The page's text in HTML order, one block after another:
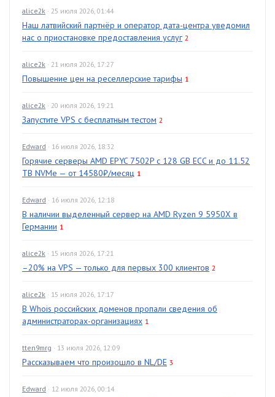
alice2k · 25 июля 2026, 01:44
Наш латвийский партнёр и оператор дата-центра уведомил
нас о приостановке предоставления услуг 2
alice2k · 21 июля 2026, 17:27
Повышение цен на реселлерские тарифы 1
alice2k · 20 июля 2026, 19:21
Запустите VPS с бесплатным тестом 2
Edward · 16 июля 2026, 18:32
Горячие серверы AMD EPYC 7502P с 128 GB ECC и до 11.52
TB NVMe — от 14580₽/месяц 1
Edward · 16 июля 2026, 12:18
В наличии выделенный сервер на AMD Ryzen 9 5950X в
Германии 1
alice2k · 15 июля 2026, 17:21
–20% на VPS — только для первых 300 клиентов 2
alice2k · 15 июля 2026, 17:17
В Whois российских доменов пропали сведения об
администраторах-организациях 1
tten9mrg · 13 июля 2026, 12:09
Рассказываем что произошло в NL/DE 3
Edward · 12 июля 2026, 00:14